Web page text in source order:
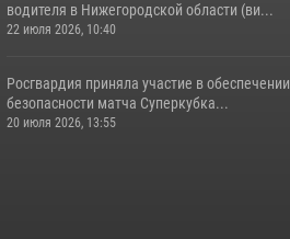
водителя в Нижегородской области (ви...
22 июля 2026, 10:40
Росгвардия приняла участие в обеспечении
безопасности матча Суперкубка...
20 июля 2026, 13:55